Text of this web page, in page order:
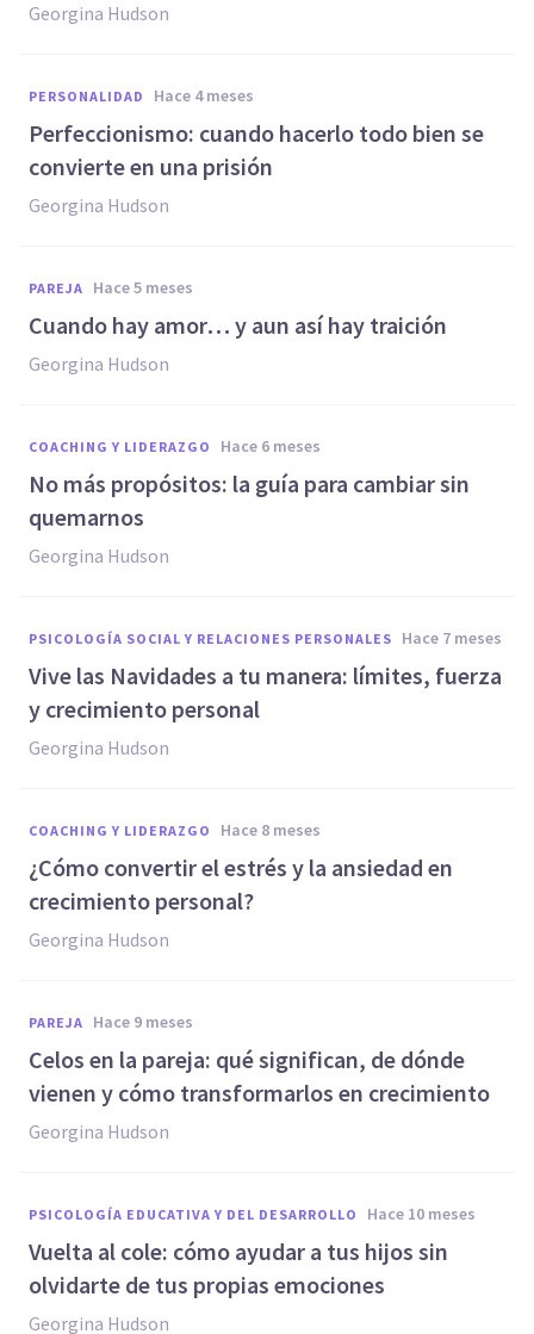
Georgina Hudson
PERSONALIDAD hace 4 meses
Perfeccionismo: cuando hacerlo todo bien se
convierte en una prisión
Georgina Hudson
PAREJA hace 5 meses
Cuando hay amor… y aun así hay traición
Georgina Hudson
COACHING Y LIDERAZGO hace 6 meses
No más propósitos: la guía para cambiar sin
quemarnos
Georgina Hudson
PSICOLOGÍA SOCIAL Y RELACIONES PERSONALES hace 7 meses
Vive las Navidades a tu manera: límites, fuerza
y crecimiento personal
Georgina Hudson
COACHING Y LIDERAZGO hace 8 meses
¿Cómo convertir el estrés y la ansiedad en
crecimiento personal?
Georgina Hudson
PAREJA hace 9 meses
Celos en la pareja: qué significan, de dónde
vienen y cómo transformarlos en crecimiento
Georgina Hudson
PSICOLOGÍA EDUCATIVA Y DEL DESARROLLO hace 10 meses
Vuelta al cole: cómo ayudar a tus hijos sin
olvidarte de tus propias emociones
Georgina Hudson